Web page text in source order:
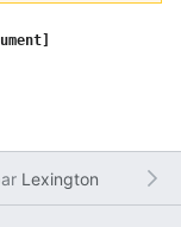
Lexington